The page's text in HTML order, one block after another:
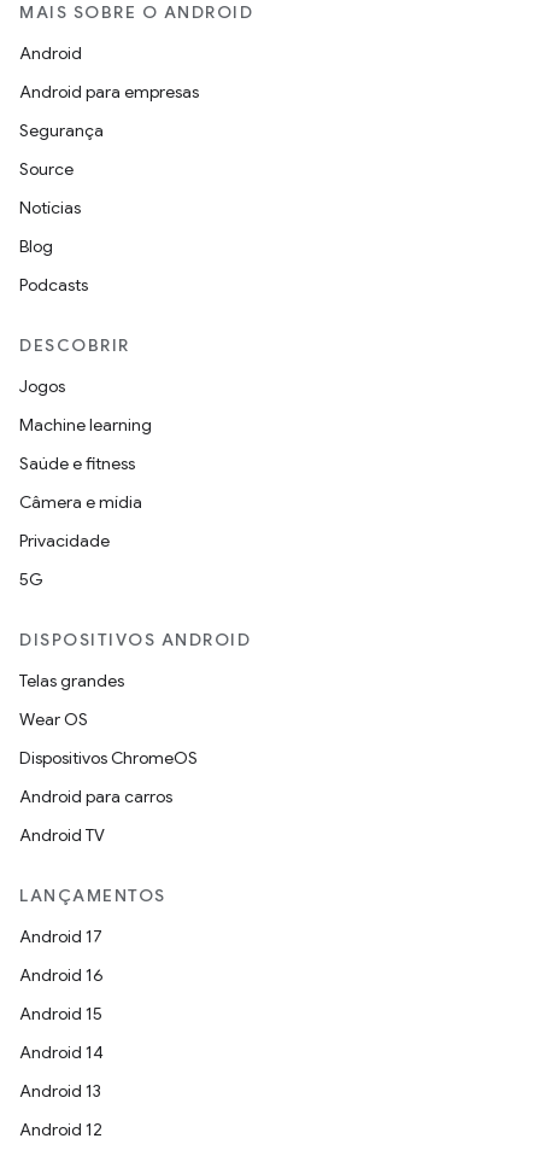
MAIS SOBRE O ANDROID
Android
Android para empresas
Segurança
Source
Notícias
Blog
Podcasts
DESCOBRIR
Jogos
Machine learning
Saúde e fitness
Câmera e mídia
Privacidade
5G
DISPOSITIVOS ANDROID
Telas grandes
Wear OS
Dispositivos ChromeOS
Android para carros
Android TV
LANÇAMENTOS
Android 17
Android 16
Android 15
Android 14
Android 13
Android 12